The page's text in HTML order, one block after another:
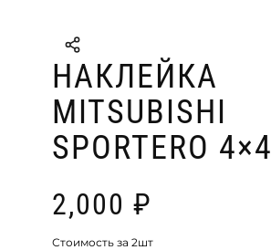
НАКЛЕЙКА
MITSUBISHI
SPORTERO 4×4
2,000 ₽
Стоимость за 2шт